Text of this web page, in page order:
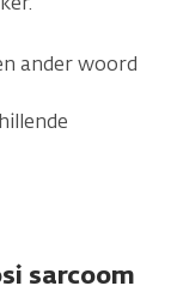
ander woord
sarcoom